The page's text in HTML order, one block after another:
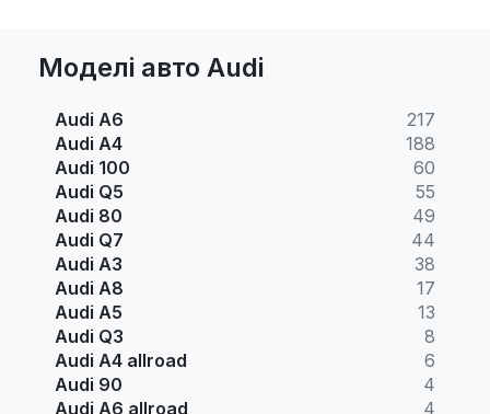
Моделі авто Audi
Audi A6
217
Audi A4
188
Audi 100
60
Audi Q5
55
Audi 80
49
Audi Q7
44
Audi A3
38
Audi A8
17
Audi A5
13
Audi Q3
8
Audi A4 allroad
6
Audi 90
4
Audi A6 allroad
4